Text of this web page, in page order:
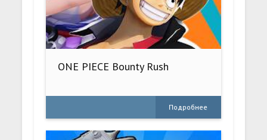
ONE PIECE Bounty Rush
Подробнее